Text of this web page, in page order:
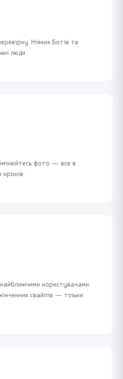
Ніяких ботів та
люди.
фото — все в
кроків.
користувачами
свайпів — тільки